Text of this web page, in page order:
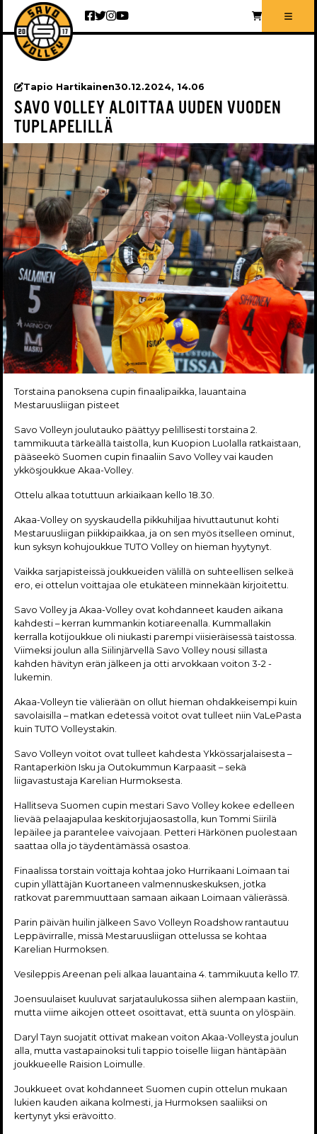
Siirry sisältöön
Tapio Hartikainen30.12.2024, 14.06
SAVO VOLLEY ALOITTAA UUDEN VUODEN
TUPLAPELILLÄ
Torstaina panoksena cupin finaalipaikka, lauantaina
Mestaruusliigan pisteet
Savo Volleyn joulutauko päättyy pelillisesti torstaina 2.
tammikuuta tärkeällä taistolla, kun Kuopion Luolalla ratkaistaan,
pääseekö Suomen cupin finaaliin Savo Volley vai kauden
ykkösjoukkue Akaa-Volley.
Ottelu alkaa totuttuun arkiaikaan kello 18.30.
Akaa-Volley on syyskaudella pikkuhiljaa hivuttautunut kohti
Mestaruusliigan piikkipaikkaa, ja on sen myös itselleen ominut,
kun syksyn kohujoukkue TUTO Volley on hieman hyytynyt.
Vaikka sarjapisteissä joukkueiden välillä on suhteellisen selkeä
ero, ei ottelun voittajaa ole etukäteen minnekään kirjoitettu.
Savo Volley ja Akaa-Volley ovat kohdanneet kauden aikana
kahdesti – kerran kummankin kotiareenalla. Kummallakin
kerralla kotijoukkue oli niukasti parempi viisieräisessä taistossa.
Viimeksi joulun alla Siilinjärvellä Savo Volley nousi sillasta
kahden hävityn erän jälkeen ja otti arvokkaan voiton 3-2 -
lukemin.
Akaa-Volleyn tie välierään on ollut hieman ohdakkeisempi kuin
savolaisilla – matkan edetessä voitot ovat tulleet niin VaLePasta
kuin TUTO Volleystakin.
Savo Volleyn voitot ovat tulleet kahdesta Ykkössarjalaisesta –
Rantaperkiön Isku ja Outokummun Karpaasit – sekä
liigavastustaja Karelian Hurmoksesta.
Hallitseva Suomen cupin mestari Savo Volley kokee edelleen
lievää pelaajapulaa keskitorjujaosastolla, kun Tommi Siirilä
lepäilee ja parantelee vaivojaan. Petteri Härkönen puolestaan
saattaa olla jo täydentämässä osastoa.
Finaalissa torstain voittaja kohtaa joko Hurrikaani Loimaan tai
cupin yllättäjän Kuortaneen valmennuskeskuksen, jotka
ratkovat paremmuuttaan samaan aikaan Loimaan välierässä.
Parin päivän huilin jälkeen Savo Volleyn Roadshow rantautuu
Leppävirralle, missä Mestaruusliigan ottelussa se kohtaa
Karelian Hurmoksen.
Vesileppis Areenan peli alkaa lauantaina 4. tammikuuta kello 17.
Joensuulaiset kuuluvat sarjataulukossa siihen alempaan kastiin,
mutta viime aikojen otteet osoittavat, että suunta on ylöspäin.
Daryl Tayn suojatit ottivat makean voiton Akaa-Volleysta joulun
alla, mutta vastapainoksi tuli tappio toiselle liigan häntäpään
joukkueelle Raision Loimulle.
Joukkueet ovat kohdanneet Suomen cupin ottelun mukaan
lukien kauden aikana kolmesti, ja Hurmoksen saaliiksi on
kertynyt yksi erävoitto.